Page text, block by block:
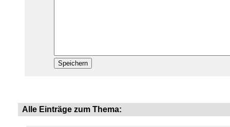
Alle Einträge zum Thema: